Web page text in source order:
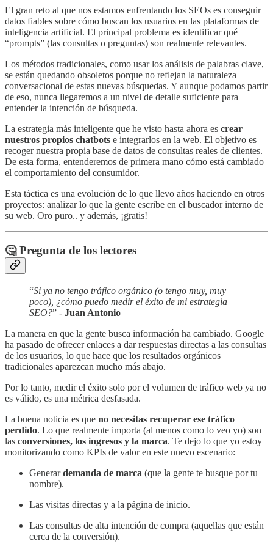
El gran reto al que nos estamos enfrentando los SEOs es conseguir
datos fiables sobre cómo buscan los usuarios en las plataformas de
inteligencia artificial. El principal problema es identificar qué
“prompts” (las consultas o preguntas) son realmente relevantes.
Los métodos tradicionales, como usar los análisis de palabras clave,
se están quedando obsoletos porque no reflejan la naturaleza
conversacional de estas nuevas búsquedas. Y aunque podamos partir
de eso, nunca llegaremos a un nivel de detalle suficiente para
entender la intención de búsqueda.
La estrategia más inteligente que he visto hasta ahora es crear
nuestros propios chatbots e integrarlos en la web. El objetivo es
recoger nuestra propia base de datos de consultas reales de clientes.
De esta forma, entenderemos de primera mano cómo está cambiado
el comportamiento del consumidor.
Esta táctica es una evolución de lo que llevo años haciendo en otros
proyectos: analizar lo que la gente escribe en el buscador interno de
su web. Oro puro.. y además, ¡gratis!
🤔 Pregunta de los lectores
“Si ya no tengo tráfico orgánico (o tengo muy, muy
poco), ¿cómo puedo medir el éxito de mi estrategia
SEO?” - Juan Antonio
La manera en que la gente busca información ha cambiado. Google
ha pasado de ofrecer enlaces a dar respuestas directas a las consultas
de los usuarios, lo que hace que los resultados orgánicos
tradicionales aparezcan mucho más abajo.
Por lo tanto, medir el éxito solo por el volumen de tráfico web ya no
es válido, es una métrica desfasada.
La buena noticia es que no necesitas recuperar ese tráfico
perdido. Lo que realmente importa (al menos como lo veo yo) son
las conversiones, los ingresos y la marca. Te dejo lo que yo estoy
monitorizando como KPIs de valor en este nuevo escenario:
Generardemanda de marca (que la gente te busque por tu
nombre).
Las visitas directas y a la página de inicio.
Las consultas de alta intención de compra (aquellas que están
cerca de la conversión).